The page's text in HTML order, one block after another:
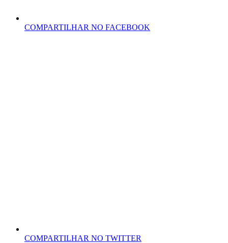
COMPARTILHAR NO FACEBOOK
COMPARTILHAR NO TWITTER